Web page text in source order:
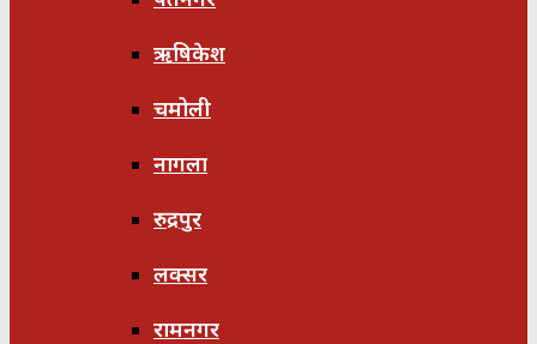
ऋषिकेश
चमोली
नागला
रुद्रपुर
लक्सर
रामनगर